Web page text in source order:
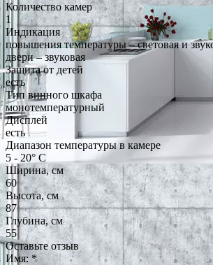
Количество камер
1
Индикация
повышения температуры – световая и
двери – звуковая
Защита от детей
есть
Тип винного шкафа
монотемпературный
Дисплей
есть
Диапазон температуры в камере
5 - 20° С
Ширина, см
60
Высота, см
87
Глубина, см
55
Оставьте отзыв
Имя: *